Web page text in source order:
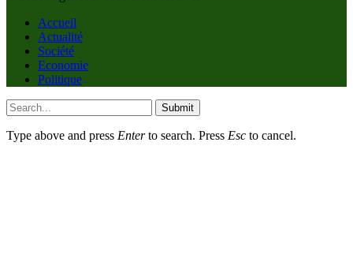
Accueil
Actualité
Société
Economie
Politique
Submit
Type above and press Enterto search. Press Esc to cancel.